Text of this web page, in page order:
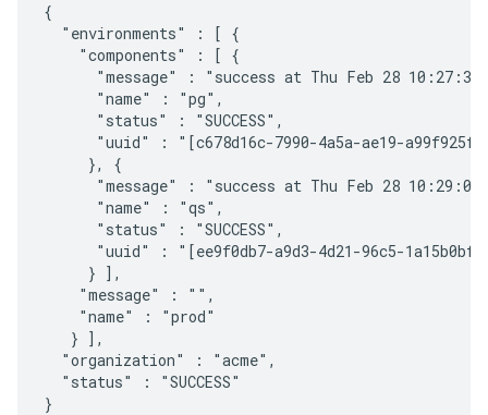
{
  "environments" : [ {
    "components" : [ {
"message" : "success at Thu Feb 28 10:27:38
      "name" : "pg",
      "status" : "SUCCESS",
"uuid" : "[c678d16c-7990-4a5a-ae19-
     }, {
"message" : "success at Thu Feb 28 10:29:03
      "name" : "qs",
      "status" : "SUCCESS",
"uuid" : "[ee9f0db7-a9d3-4d21-96c5-
     } ],
    "message" : "",
    "name" : "prod"
   } ],
  "organization" : "acme",
  "status" : "SUCCESS"
}